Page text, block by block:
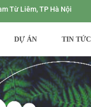
Từ Liêm, TP Hà Nội
DỰ ÁN TIN TỨC